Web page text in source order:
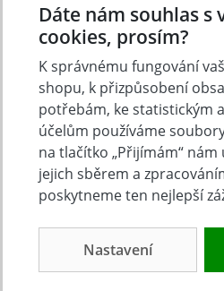
Hodnocení produktu
Přidejte vlastní hodnocení
dalším nakupujícím.
Hodnoťte.
Přidat vlastní hodnocení
Dáte nám souhlas s
cookies, prosím?
K správnému fungování
shopu, k přizpůsobení
potřebám, ke statistickým
účelům používáme
na tlačítko „Přijímám“
jejich sběrem a
poskytneme ten nejlepší
Nastavení